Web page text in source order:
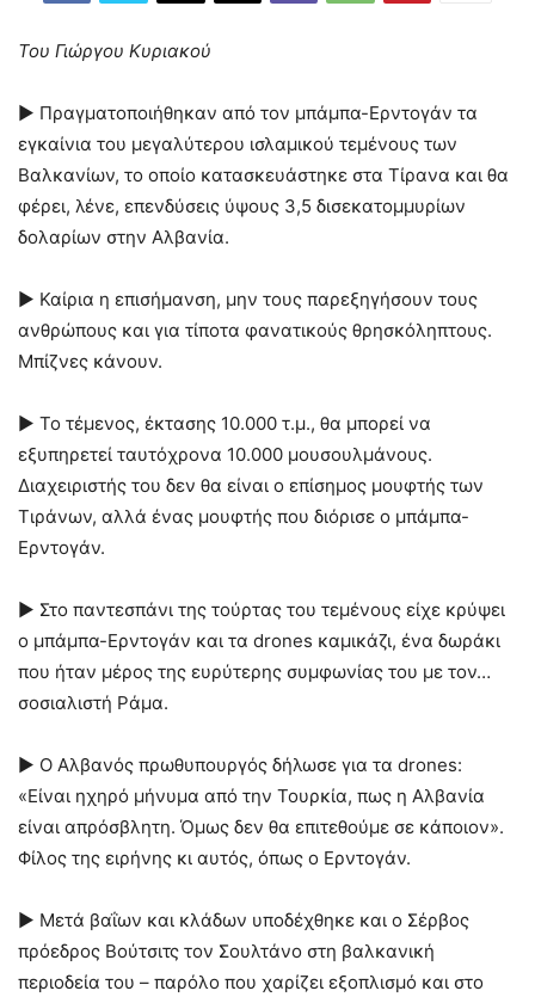
Του Γιώργου Κυριακού
► Πραγματοποιήθηκαν από τον μπάμπα-Ερντογάν τα
εγκαίνια του μεγαλύτερου ισλαμικού τεμένους των
Βαλκανίων, το οποίο κατασκευάστηκε στα Τίρανα και θα
φέρει, λένε, επενδύσεις ύψους 3,5 δισεκατομμυρίων
δολαρίων στην Αλβανία.
► Καίρια η επισήμανση, μην τους παρεξηγήσουν τους
ανθρώπους και για τίποτα φανατικούς θρησκόληπτους.
Μπίζνες κάνουν.
► Το τέμενος, έκτασης 10.000 τ.μ., θα μπορεί να
εξυπηρετεί ταυτόχρονα 10.000 μουσουλμάνους.
Διαχειριστής του δεν θα είναι ο επίσημος μουφτής των
Τιράνων, αλλά ένας μουφτής που διόρισε ο μπάμπα-
Ερντογάν.
► Στο παντεσπάνι της τούρτας του τεμένους είχε κρύψει
ο μπάμπα-Ερντογάν και τα drones καμικάζι, ένα δωράκι
που ήταν μέρος της ευρύτερης συμφωνίας του με τον…
σοσιαλιστή Ράμα.
► Ο Αλβανός πρωθυπουργός δήλωσε για τα drones:
«Είναι ηχηρό μήνυμα από την Τουρκία, πως η Αλβανία
είναι απρόσβλητη. Όμως δεν θα επιτεθούμε σε κάποιον».
Φίλος της ειρήνης κι αυτός, όπως ο Ερντογάν.
► Μετά βαΐων και κλάδων υποδέχθηκε και ο Σέρβος
πρόεδρος Βούτσιτς τον Σουλτάνο στη βαλκανική
περιοδεία του – παρόλο που χαρίζει εξοπλισμό και στο